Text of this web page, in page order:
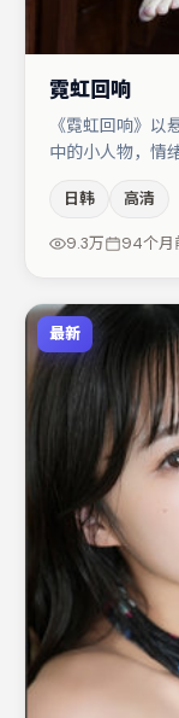
霓虹回响
《霓虹回响》以
中的小人物，情
中承担叙事驱动
调剂（视场次而
日韩 高清
9.3万 94个月
最新